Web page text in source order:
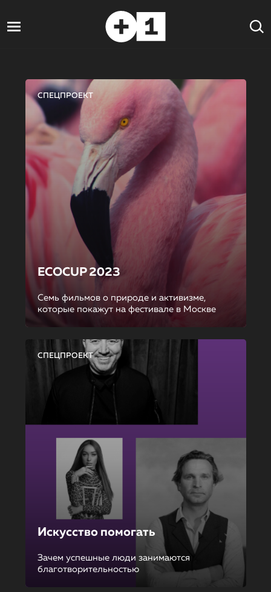
СПЕЦПРОЕКТ
ECOCUP 2023
Семь фильмов о природе и активизме,
которые покажут на фестивале в Москве
СПЕЦПРОЕКТ
Искусство помогать
Зачем успешные люди занимаются
благотворительностью